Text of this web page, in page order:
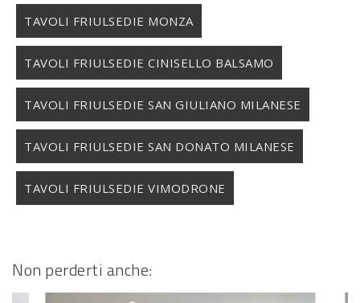
TAVOLI FRIULSEDIE MONZA
TAVOLI FRIULSEDIE CINISELLO BALSAMO
TAVOLI FRIULSEDIE SAN GIULIANO MILANESE
TAVOLI FRIULSEDIE SAN DONATO MILANESE
TAVOLI FRIULSEDIE VIMODRONE
Non perderti anche: